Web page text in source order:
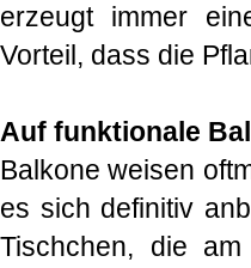
erzeugt immer
Vorteil, dass die
Auf funktionale
Balkone weisen
es sich definitiv
Tischchen, die